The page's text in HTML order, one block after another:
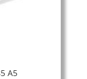
A5